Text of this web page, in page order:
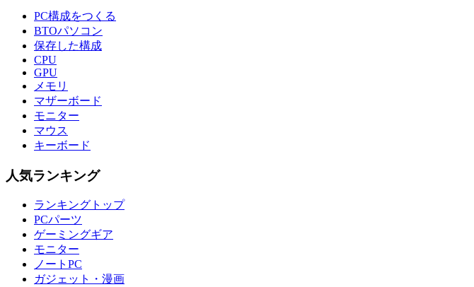
PC構成をつくる
BTOパソコン
保存した構成
CPU
GPU
メモリ
マザーボード
モニター
マウス
キーボード
人気ランキング
ランキングトップ
PCパーツ
ゲーミングギア
モニター
ノートPC
ガジェット・漫画